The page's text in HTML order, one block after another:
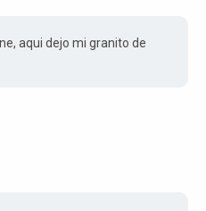
aqui dejo mi granito de